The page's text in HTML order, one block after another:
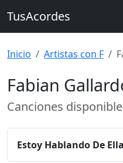
TusAcordes
Inicio Artistas con F
Fabian
Canciones
Estoy Hablando De Ella